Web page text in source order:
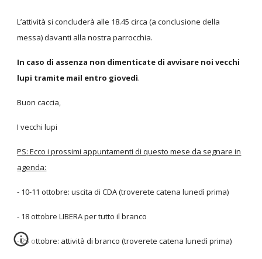
L’attività si concluderà alle 18.45 circa (a conclusione della
messa) davanti alla nostra parrocchia.
In caso di assenza non dimenticate di avvisare noi vecchi
lupi tramite mail entro giovedì.
Buon caccia,
I vecchi lupi
PS: Ecco i prossimi appuntamenti di questo mese da segnare in
agenda:
- 10-11 ottobre: uscita di CDA (troverete catena lunedì prima)
- 18 ottobre LIBERA per tutto il branco
- 25 ottobre: attività di branco (troverete catena lunedì prima)